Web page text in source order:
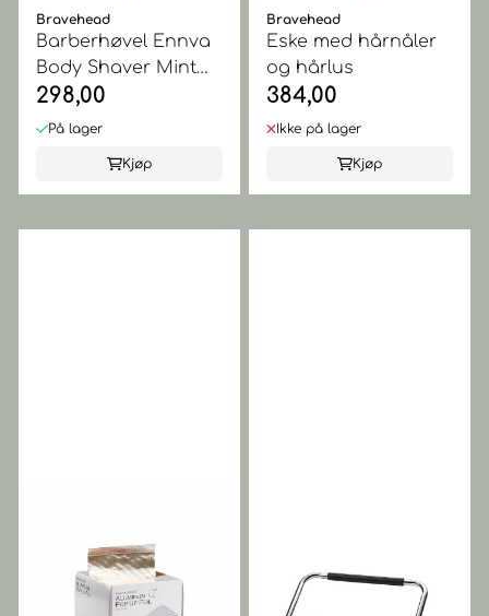
Bravehead
Barberhøvel Ennva
Body Shaver Mint
Green
298,00
På lager
Kjøp
Bravehead
Eske med hårnåler
og hårlus
384,00
Ikke på lager
Kjøp